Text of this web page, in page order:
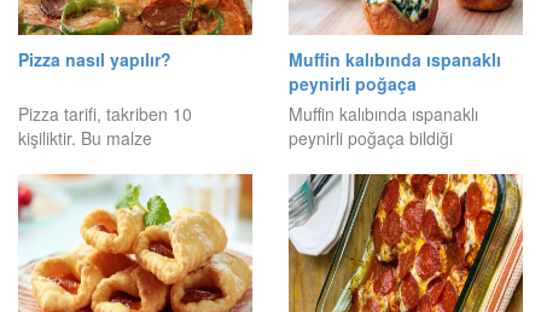
Pizza nasıl yapılır?
Pizza tarifi, takriben 10
kişiliktir. Bu malze
Muffin kalıbında ıspanaklı
peynirli poğaça
Muffin kalıbında ıspanaklı
peynirli poğaça bildiği